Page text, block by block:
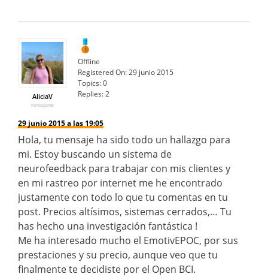
AliciaV
Participante
Offline
Registered On:29 junio 2015
Topics:0
Replies:2
29 junio 2015 a las 19:05
Hola, tu mensaje ha sido todo un hallazgo para
mi. Estoy buscando un sistema de
neurofeedback para trabajar con mis clientes y
en mi rastreo por internet me he encontrado
justamente con todo lo que tu comentas en tu
post. Precios altísimos, sistemas cerrados,… Tu
has hecho una investigación fantástica !
Me ha interesado mucho el EmotivEPOC, por sus
prestaciones y su precio, aunque veo que tu
finalmente te decidiste por el Open BCI.